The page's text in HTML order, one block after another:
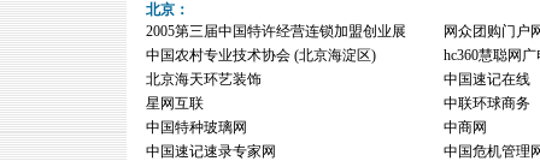
北京：
2005第三届中国特许经营连锁加盟创业展
网众团购门户
中国农村专业技术协会 (北京海淀区)
hc360慧聪网广
北京海天环艺装饰
中国速记在线
星网互联
中联环球商务
中国特种玻璃网
中商网
中国速记速录专家网
中国危机管理